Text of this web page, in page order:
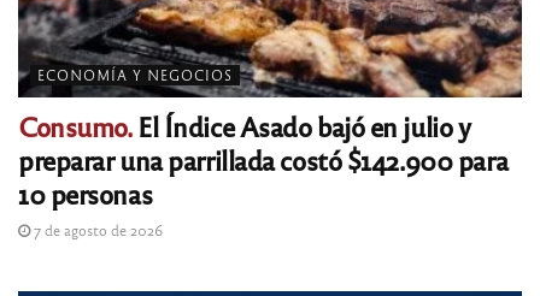
ECONOMÍA Y NEGOCIOS
Consumo.El Índice Asado bajó en julio y
preparar una parrillada costó $142.900 para
10 personas
7 de agosto de 2026